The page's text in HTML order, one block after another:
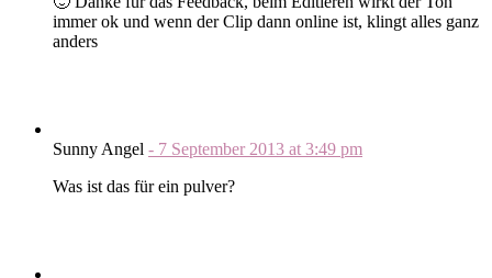
immer ok und wenn der Clip dann online ist, klingt alles ganz
anders
Sunny Angel - 7 September 2013 at 3:49 pm
Was ist das für ein pulver?